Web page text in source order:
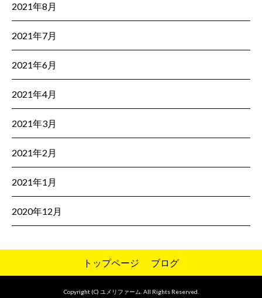
2021年8月
2021年7月
2021年6月
2021年4月
2021年3月
2021年2月
2021年1月
2020年12月
トップページ ブログ
Copyright (C) ユメリファーム. All Rights Reserved.